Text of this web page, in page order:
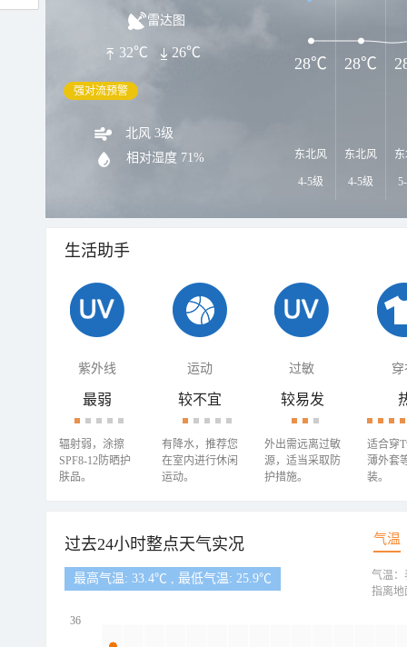
雷达图
32℃ 26℃
强对流预警
北风 3级
相对湿度 71% 东北风
4-5级
东北风
4-5级
28℃ 28℃
生活助手
紫外线 运动 过敏 穿
最弱
辐射弱，涂擦
SPF8-12防晒护
肤品。
较不宜
有降水，推荐您
在室内进行休闲
运动。
较易发
外出需远离过敏
源，适当采取防
护措施。
适合穿
薄外套
装。
过去24小时整点天气实况 气温
最高气温: 33.4℃ , 最低气温: 25.9℃
36
气温：
指离地